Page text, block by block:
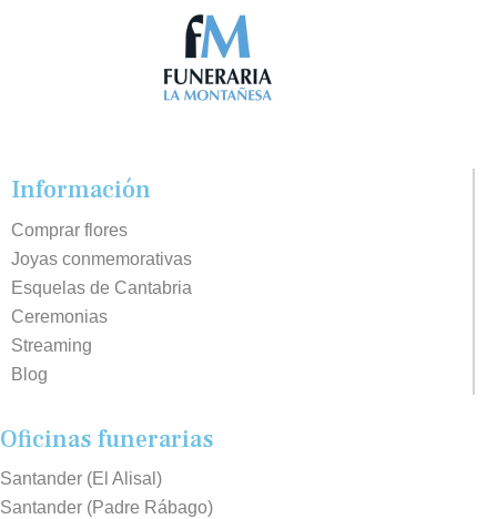
Información
Comprar flores
Joyas conmemorativas
Esquelas de Cantabria
Ceremonias
Streaming
Blog
Oficinas funerarias
Santander (El Alisal)
Santander (Padre Rábago)